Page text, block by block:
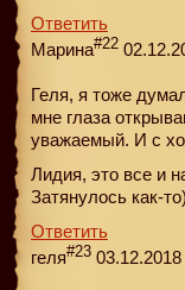
Ответить
Марина#22
Геля, я тоже
мне глаза
уважаемый. И с
Лидия, это все и
Затянулось как-
Ответить
геля#23